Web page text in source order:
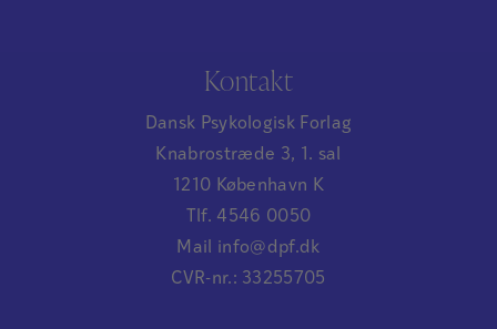
Kontakt
Dansk Psykologisk Forlag
Knabrostræde 3, 1. sal
1210 København K
Tlf. 4546 0050
Mail info@dpf.dk
CVR-nr.: 33255705